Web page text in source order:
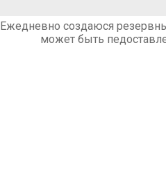
Ежедневно создаюся
может быть